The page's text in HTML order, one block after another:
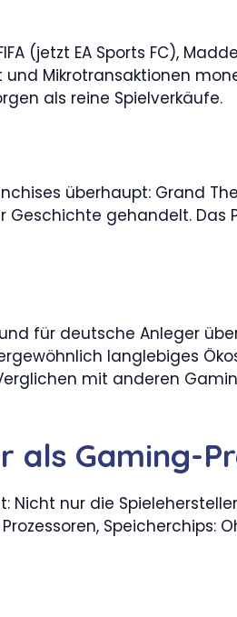
(jetzt EA Sports FC),
Mikrotransaktionen
als reine Spielverkäufe.
überhaupt: Grand
Geschichte gehandelt.
für deutsche Anleger
langlebiges
mit anderen
als Gaming-
nur die
Speicherchips: